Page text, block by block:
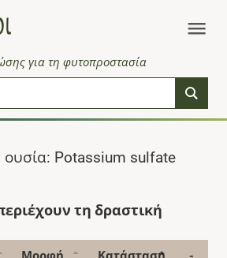
για τη φυτοπροστασία
ουσία: Potassium sulfate
τη δραστική